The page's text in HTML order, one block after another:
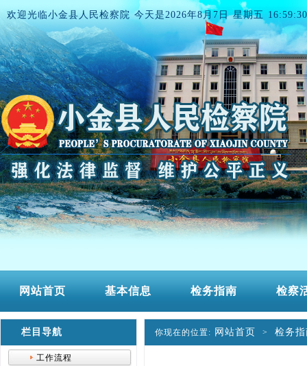
欢迎光临小金县人民检察院 今天是2026年8月7日 星期五 16:59:30
网站首页 基本信息 检务指南 检察
栏目导航
工作流程
你现在的位置: 网站首页 > 检务